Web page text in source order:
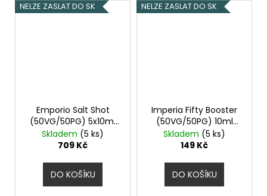
NELZE ZASLAT DO SK
Emporio Salt Shot
(50VG/50PG) 5x10ml
20mg
Skladem (5 ks)
709 Kč
DO KOŠÍKU
NELZE ZASLAT DO SK
Imperia Fifty Booster
(50VG/50PG) 10ml
20mg
Skladem (5 ks)
149 Kč
DO KOŠÍKU